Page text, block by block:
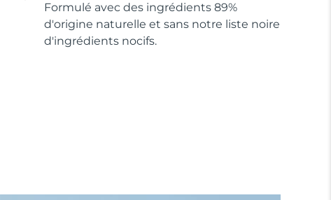
Formulé avec des ingrédients 89%
d'origine naturelle et sans notre liste noire
d'ingrédients nocifs.